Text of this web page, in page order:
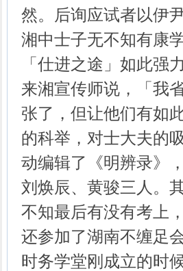
然。后询应试者以伊
湘中士子无不知有康
「仕进之途」如此强
来湘宣传师说，「我
张了，但让他们有如
的科举，对士大夫的
动编辑了《明辨录》
刘焕辰、黄骏三人。
不知最后有没有考上
还参加了湖南不缠足
时务学堂刚成立的时